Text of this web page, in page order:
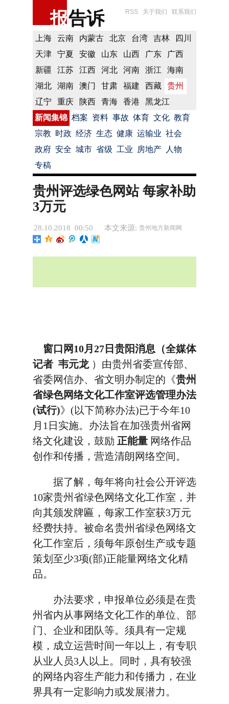
报告诉 RSS 关于我们 联系我们
上海 云南 内蒙古 北京 台湾 吉林
四川
天津
宁夏 安徽 山东 山西 广东
广西
新疆
江苏 江西 河北 河南 浙江
海南
湖北
湖南 澳门 甘肃 福建 西藏
贵州
辽宁
重庆 陕西 青海 香港
黑龙江
新闻集锦 档案 资料 事故 体育 文化 教育
宗教 时政 经济 生态 健康 运输业 社会
政府 安全 城市 省级 工业 房地产
人物
专稿
贵州评选绿色网站 每家补助
3万元
28.10.2018 00:50 本文来源: 贵州地方新闻网
窗口网10月27日贵阳消息（全媒体
记者 韦元龙 ）由贵州省委宣传部、
省委网信办、省文明办制定的《贵州
省绿色网络文化工作室评选管理办法
(试行)》(以下简称办法)已于今年10
月1日实施。办法旨在加强贵州省网
络文化建设，鼓励 正能量 网络作品
创作和传播，营造清朗网络空间。
据了解，每年将向社会公开评选
10家贵州省绿色网络文化工作室，并
向其颁发牌匾，每家工作室获3万元
经费扶持。被命名贵州省绿色网络文
化工作室后，须每年原创生产或专题
策划至少3项(部)正能量网络文化精
品。
办法要求，申报单位必须是在贵
州省内从事网络文化工作的单位、部
门、企业和团队等。须具有一定规
模，成立运营时间一年以上，有专职
从业人员3人以上。同时，具有较强
的网络内容生产能力和传播力，在业
界具有一定影响力或发展潜力。